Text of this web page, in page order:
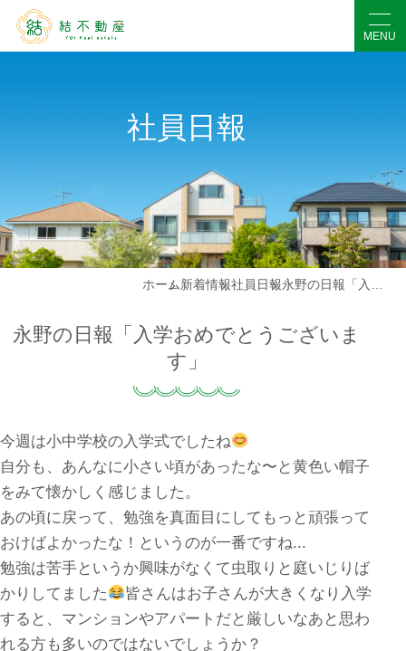
社員日報
ホーム新着情報社員日報 永野の日報「入学おめでとうございます」
永野の日報「入学おめでとうございま
す」
今週は小中学校の入学式でしたね
自分も、あんなに小さい頃があったな〜と黄色い帽子
をみて懐かしく感じました。
あの頃に戻って、勉強を真面目にしてもっと頑張って
おけばよかったな！というのが一番ですね...
勉強は苦手というか興味がなくて虫取りと庭いじりば
かりしてました
皆さんはお子さんが大きくなり入学
すると、マンションやアパートだと厳しいなあと思わ
れる方も多いのではないでしょうか？